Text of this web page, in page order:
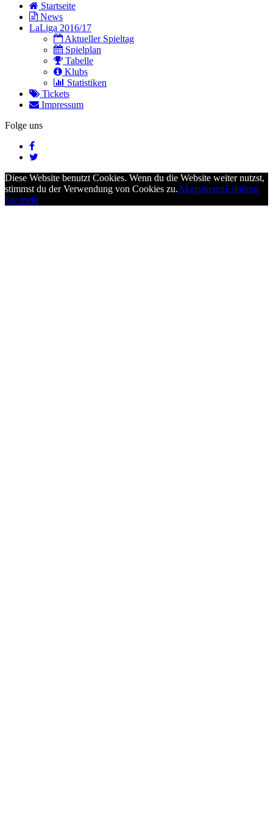
Startseite
News
LaLiga 2016/17
Aktueller Spieltag
Spielplan
Tabelle
Klubs
Statistiken
Tickets
Impressum
Folge uns
Diese Website benutzt Cookies. Wenn du die Website weiter nutzst,
stimmst du der Verwendung von Cookies zu.AkzeptierenErfahren
Sie mehr